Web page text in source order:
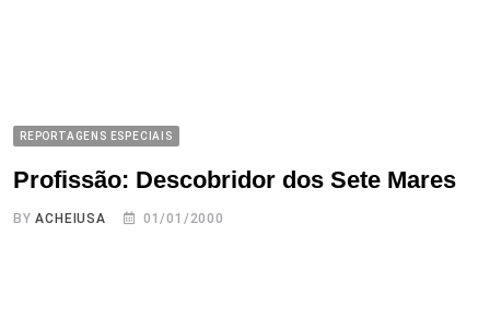
REPORTAGENS ESPECIAIS
Profissão: Descobridor dos Sete Mares
BYACHEIUSA 01/01/2000